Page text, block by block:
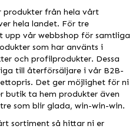
produkter från hela vårt
hela landet. För tre
vår webbshop för samtliga
som har använts i
och profilprodukter. Dessa
till återförsäljare i vår B2B-
Det ger möjlighet för ni
butik ta hem produkter även
som blir glada, win-win-win.
sortiment så hittar ni er